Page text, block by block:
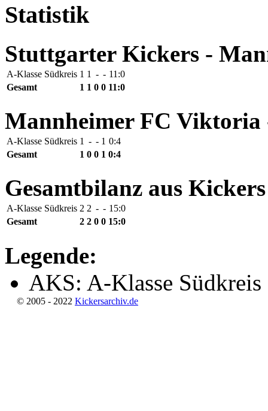
Statistik
Stuttgarter Kickers -
A-Klasse Südkreis 1 1 - - 11:0
Gesamt
1 1 0 0 11:0
Mannheimer FC
A-Klasse Südkreis 1 - - 1 0:4
Gesamt
1 0 0 1 0:4
Gesamtbilanz aus
A-Klasse Südkreis 2 2 - - 15:0
Gesamt
2 2 0 0 15:0
Legende:
AKS: A-Klasse Südkreis
© 2005 - 2022 Kickersarchiv.de